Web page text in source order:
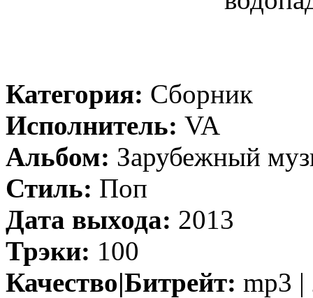
Категория: Сборник
Исполнитель: VA
Альбом: Зарубежный
Стиль: Поп
Дата выхода: 2013
Трэки: 100
Качество|Битрейт: mp3 |